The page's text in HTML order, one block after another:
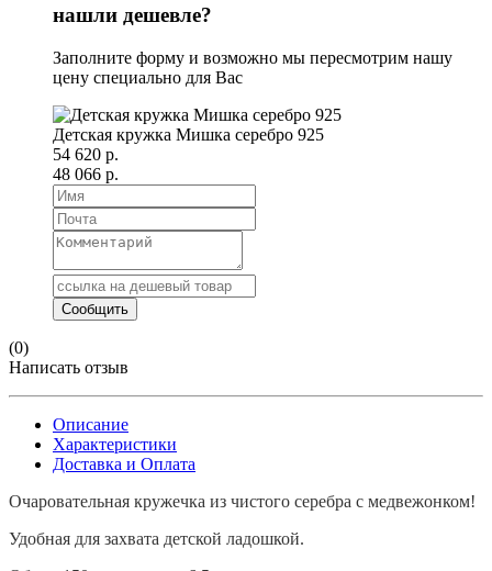
нашли дешевле?
Заполните форму и возможно мы пересмотрим нашу
цену специально для Вас
Детская кружка Мишка серебро 925
54 620 р.
48 066 р.
(0)
Написать отзыв
Описание
Характеристики
Доставка и Оплата
Очаровательная кружечка из чистого серебра с медвежонком!
Удобная для захвата детской ладошкой.